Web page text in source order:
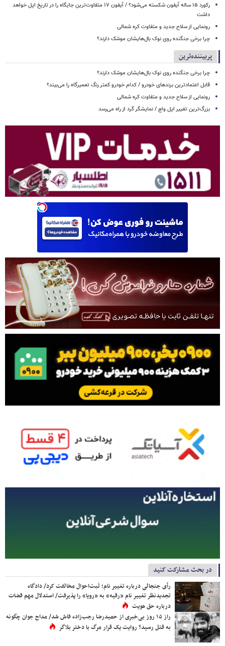
رکورد ۱۵ ساله آیفون شکسته می‌شود؟ / آیفون ۱۷ متفاوت‌ترین جایگاه را در تاریخ اپل خواهد
داشت
رونمایی از سلاح جدید و متفاوت کره شمالی
چرا برخی جنگنده روی نوک بال‌هایشان موشک‌ دارند؟
پربیننده‌ترین
چرا برخی جنگنده روی نوک بال‌هایشان موشک‌ دارند؟
قابل اعتمادترین برندهای خودرو / کدام خودرو کمتر رنگ تعمیرگاه را می‌بیند؟
رونمایی از سلاح جدید و متفاوت کره شمالی
بزرگ‌ترین تغییر اپل واچ / نمایشگر گرد از راه می‌رسد
در بحث مشارکت کنید
رأی جنجالی درباره تغییر نام؛ ثبت‌احوال مخالفت کرد/ دادگاه
تجدیدنظر تغییر نام «رقیه» به «رویا» را پذیرفت/ استدلال مهم قضات
درباره حق هویت
راز ۱۵ روز بی‌خبری از حمیدرضا رجب‌زاده فاش شد/ مداح جوان چگونه
به قتل رسید؟ روایت یک قرار مرگ با دختر بلاگر